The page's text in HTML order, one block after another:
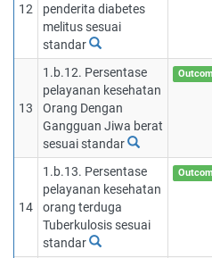
12
penderita diabetes
melitus sesuai
standar
13
1.b.12. Persentase
pelayanan kesehatan
Orang Dengan
Gangguan Jiwa berat
sesuai standar
14
1.b.13. Persentase
pelayanan kesehatan
orang terduga
Tuberkulosis sesuai
standar